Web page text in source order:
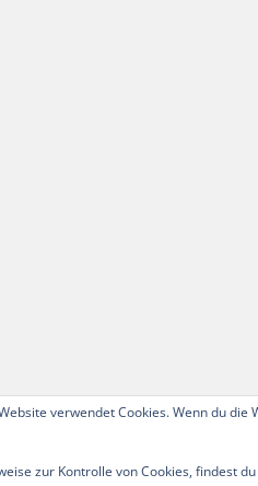
verwendet Cookies. Wenn du
zur Kontrolle von Cookies, findest